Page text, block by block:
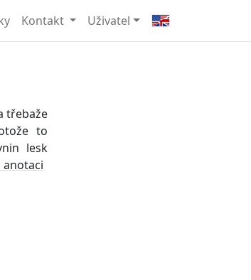
Kontakt Uživatel
třebaže
to
lesk
anotaci